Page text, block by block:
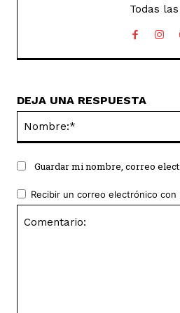
Todas
DEJA UNA RESPUESTA
Guardar mi nombre, correo
Recibir un correo electrónico